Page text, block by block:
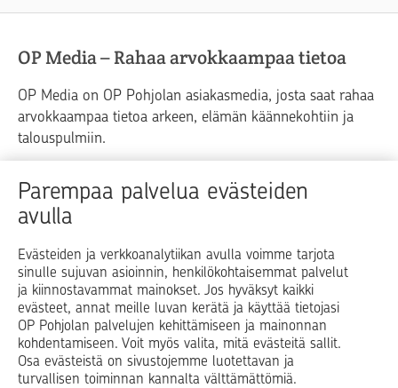
Parempaa palvelua evästeiden
avulla
Evästeiden ja verkkoanalytiikan avulla voimme tarjota
sinulle sujuvan asioinnin, henkilökohtaisemmat palvelut
ja kiinnostavammat mainokset. Jos hyväksyt kaikki
evästeet, annat meille luvan kerätä ja käyttää tietojasi
OP Pohjolan palvelujen kehittämiseen ja mainonnan
kohdentamiseen. Voit myös valita, mitä evästeitä sallit.
Osa evästeistä on sivustojemme luotettavan ja
turvallisen toiminnan kannalta välttämättömiä.
OP Media – Rahaa arvokkaampaa tietoa
OP Media on OP Pohjolan asiakasmedia, josta saat rahaa
arvokkaampaa tietoa arkeen, elämän käännekohtiin ja
talouspulmiin.
Raha Elämä
Yrityselämä
Blogit ja puheenvuorot
Op.fi OP Koti Pohjola Vahinkoapu
Facebook
X LinkedInInstagram